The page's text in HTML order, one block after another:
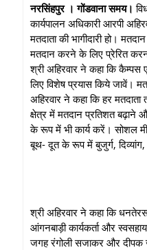
नरसिंहपुर । गोंडवाना समय।
कार्यपालन अधिकारी आरपी
मतदाता की भागीदारी हो।
मतदान करने के लिए प्रेरित
श्री अहिरवार ने कहा कि कैम्पस
लिए विशेष प्रयास किये जावें।
अहिरवार ने कहा कि हर
क्षेत्र में मतदान प्रतिशत बढ़ाने
के रूप में भी कार्य करें। सोशल
बूथ- दूत के रूप में बुजुर्ग, दिव्यांग,
श्री अहिरवार ने कहा कि
आंगनबाड़ी कार्यकर्ता और
जगह रंगोली सजाकर और दीपक